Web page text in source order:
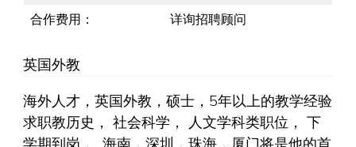
合作费用：
详询招聘顾问
英国外教
海外人才，英国外教，硕士，5年以上的教学经验
求职教历史， 社会科学， 人文学科类职位， 下